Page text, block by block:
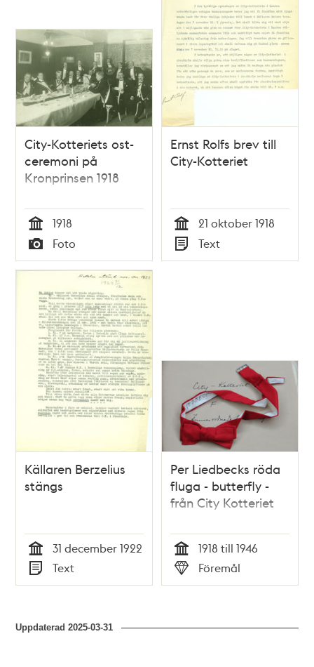
City-Kotteriets ost-
ceremoni på
Kronprinsen 1918
Tid
1918
Typ
Foto
Ernst Rolfs brev till
City-Kotteriet
Tid
21 oktober 1918
Typ
Text
Källaren Berzelius
stängs
Tid
31 december 1922
Typ
Text
Per Liedbecks röda
fluga - butterfly -
från City Kotteriet
Tid
1918 till 1946
Typ
Föremål
Uppdaterad2025-03-31